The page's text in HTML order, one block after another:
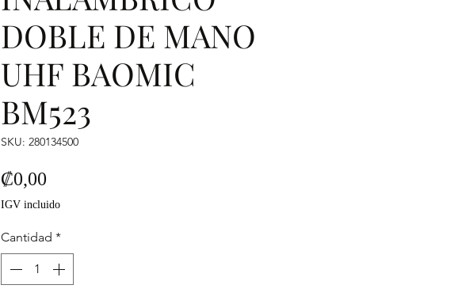
DOBLE DE MANO
UHF BAOMIC
BM523
SKU: 280134500
₡0,00
IGV incluido
Cantidad *